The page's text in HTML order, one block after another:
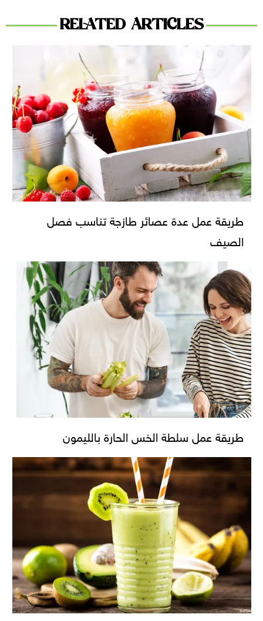
RELATED ARTICLES
طريقة عمل عدة عصائر طازجة تناسب فصل
الصيف
طريقة عمل سلطة الخس الحارة بالليمون